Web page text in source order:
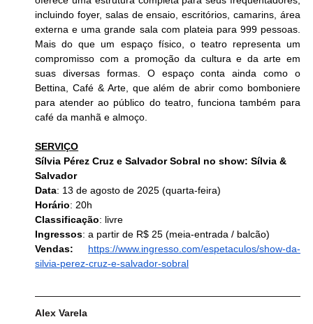
incluindo foyer, salas de ensaio, escritórios, camarins, área
externa e uma grande sala com plateia para 999 pessoas.
Mais do que um espaço físico, o teatro representa um
compromisso com a promoção da cultura e da arte em
suas diversas formas. O espaço conta ainda como o
Bettina, Café & Arte, que além de abrir como bomboniere
para atender ao público do teatro, funciona também para
café da manhã e almoço.
SERVIÇO
Sílvia Pérez Cruz e Salvador Sobral no show: Sílvia &
Salvador
Data: 13 de agosto de 2025 (quarta-feira)
Horário: 20h
Classificação: livre
Ingressos: a partir de R$ 25 (meia-entrada / balcão)
Vendas: https://www.ingresso.com/espetaculos/show-da-
silvia-perez-cruz-e-salvador-sobral
Alex Varela